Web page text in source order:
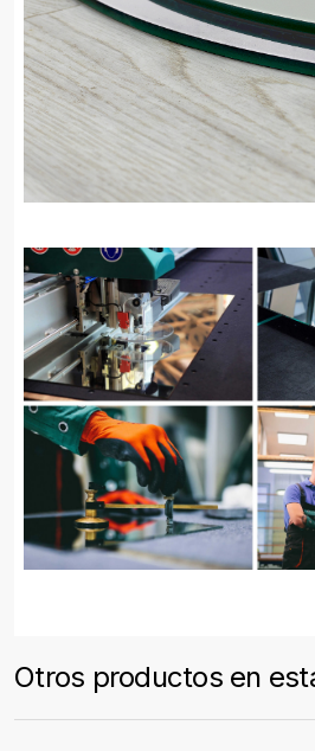
Otros productos en